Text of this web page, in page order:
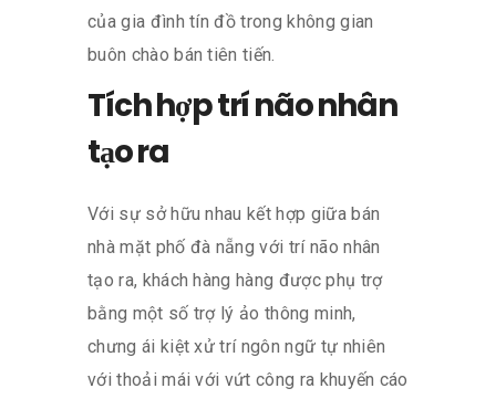
của gia đình tín đồ trong không gian
buôn chào bán tiên tiến.
Tích hợp trí não nhân
tạo ra
Với sự sở hữu nhau kết hợp giữa bán
nhà mặt phố đà nẵng với trí não nhân
tạo ra, khách hàng hàng được phụ trợ
bằng một số trợ lý ảo thông minh,
chưng ái kiệt xử trí ngôn ngữ tự nhiên
với thoải mái với vứt công ra khuyến cáo